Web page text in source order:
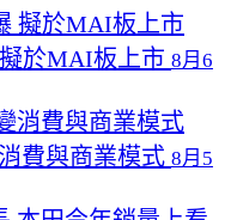
於MAI板上市 8月6
費與商業模式 8月5